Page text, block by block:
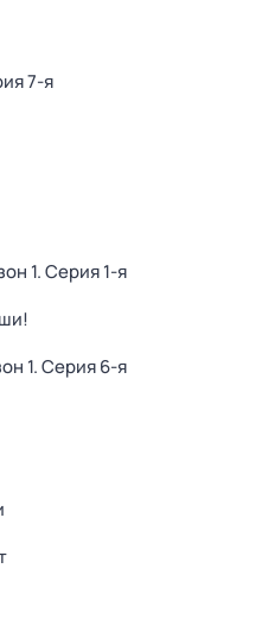
7-я
1. Серия 1-я
1. Серия 6-я